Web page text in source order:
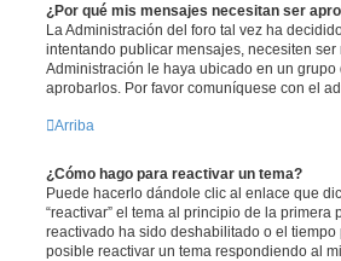
¿Por qué mis mensajes necesitan ser
La Administración del foro tal vez ha
intentando publicar mensajes, necesiten
Administración le haya ubicado en un
aprobarlos. Por favor comuníquese con el
Arriba
¿Cómo hago para reactivar un tema?
Puede hacerlo dándole clic al enlace que
“reactivar” el tema al principio de la
reactivado ha sido deshabilitado o el
posible reactivar un tema respondiendo al